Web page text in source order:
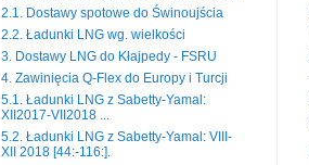
2.1. Dostawy spotowe do Świnoujścia
2.2. Ładunki LNG wg. wielkości
3. Dostawy LNG do Kłajpedy - FSRU
4. Zawinięcia Q-Flex do Europy i Turcji
5.1. Ładunki LNG z Sabetty-Yamal:
XII2017-VII2018 ...
5.2. Ładunki LNG z Sabetty-Yamal: VIII-
XII 2018 [44:-116:].